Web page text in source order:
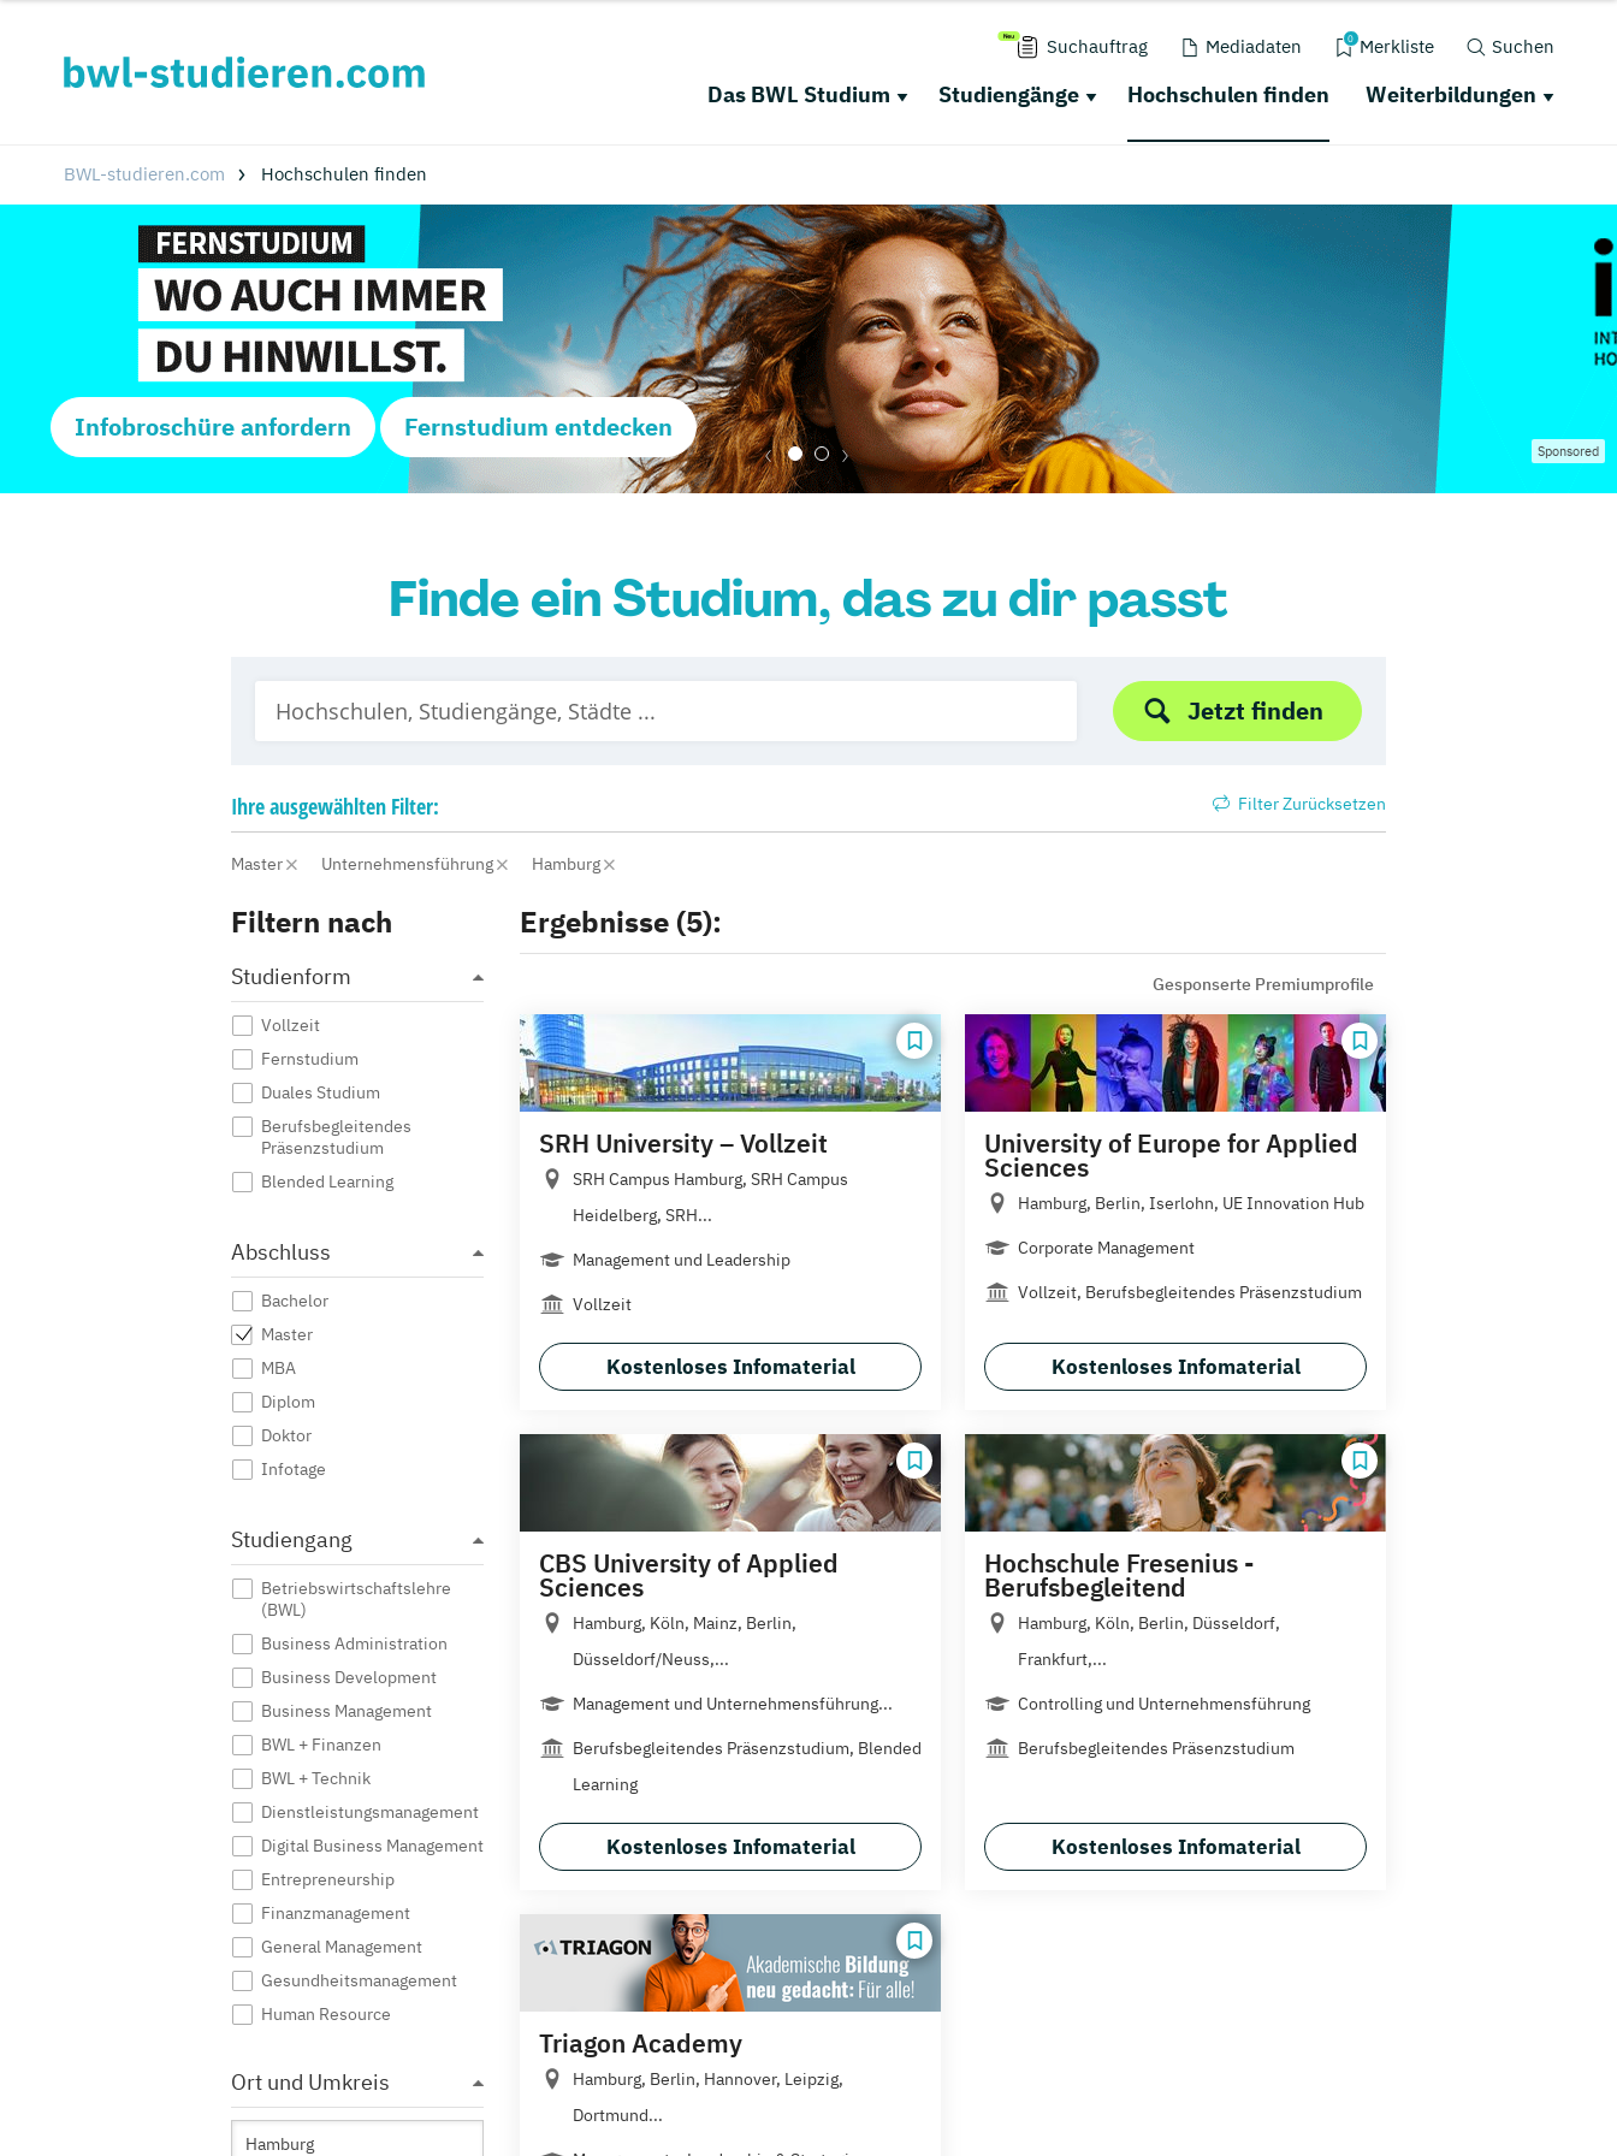
Suchauftrag Mediadaten 0 Merkliste Suchen
Das BWL Studium Studiengänge Hochschulen finden Weiterbildungen
BWL-studieren.com Hochschulen finden
Infobroschüre anfordern Fernstudium entdecken
Sponsored
Finde ein Studium, das zu dir passt
Jetzt finden
Ihreausgewählten Filter: Filter Zurücksetzen
Master Unternehmensführung Hamburg
Filtern nach
Studienform
Vollzeit
Fernstudium
Duales Studium
Berufsbegleitendes
Präsenzstudium
Blended Learning
Abschluss
Bachelor
Master
MBA
Diplom
Doktor
Infotage
Studiengang
Betriebswirtschaftslehre
(BWL)
Business Administration
Business Development
Business Management
BWL + Finanzen
BWL + Technik
Dienstleistungsmanagement
Digital Business Management
Entrepreneurship
Finanzmanagement
General Management
Gesundheitsmanagement
Human Resource
Industrial Management
International Business
International Management
Ort und Umkreis
Ergebnisse (5):
Gesponserte Premiumprofile
SRH University – Vollzeit
SRH Campus Hamburg, SRH Campus
Heidelberg, SRH...
Management und Leadership
Vollzeit
Kostenloses Infomaterial
University of Europe for Applied
Sciences
Hamburg, Berlin, Iserlohn, UE Innovation Hub
Corporate Management
Vollzeit, Berufsbegleitendes Präsenzstudium
Kostenloses Infomaterial
CBS University of Applied
Sciences
Hamburg, Köln, Mainz, Berlin,
Düsseldorf/Neuss,...
Management und Unternehmensführung...
Berufsbegleitendes Präsenzstudium, Blended
Learning
Kostenloses Infomaterial
Hochschule Fresenius -
Berufsbegleitend
Hamburg, Köln, Berlin, Düsseldorf,
Frankfurt,...
Controlling und Unternehmensführung
Berufsbegleitendes Präsenzstudium
Kostenloses Infomaterial
Triagon Academy
Hamburg, Berlin, Hannover, Leipzig,
Dortmund...